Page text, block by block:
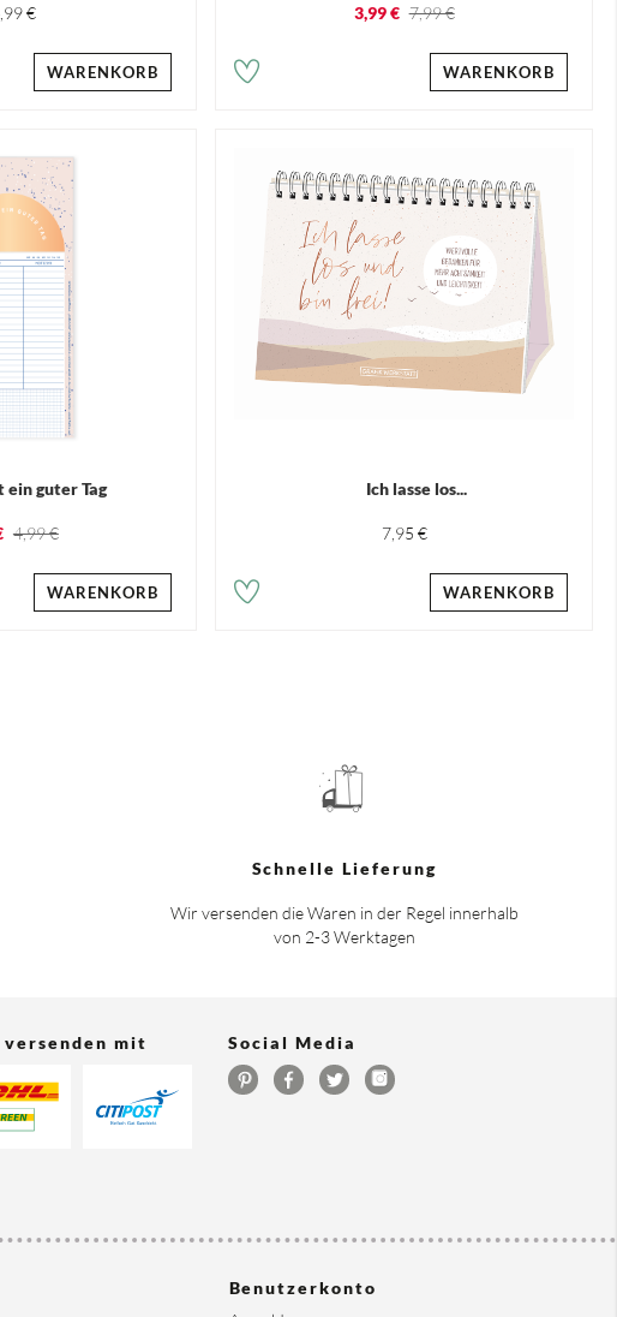
€
WARENKORB
3,99 € 7,99 €
WARENKORB
ein guter Tag
4,99 €
WARENKORB
Ich lasse los...
7,95 €
WARENKORB
Schnelle Lieferung
Wir versenden die Waren in der Regel innerhalb
von 2-3 Werktagen
mit Social Media
Benutzerkonto